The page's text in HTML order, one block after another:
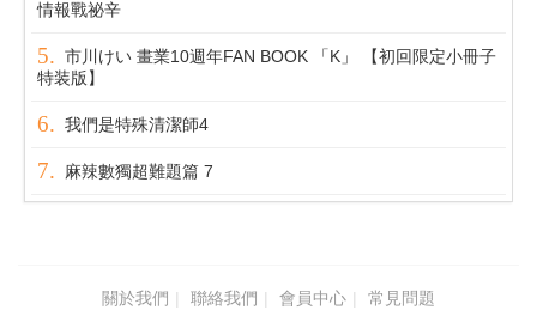
情報戰祕辛
市川けい 畫業10週年FAN BOOK 「K」 【初回限定小冊子
特装版】
我們是特殊清潔師4
麻辣數獨超難題篇 7
關於我們 聯絡我們 會員中心 常見問題